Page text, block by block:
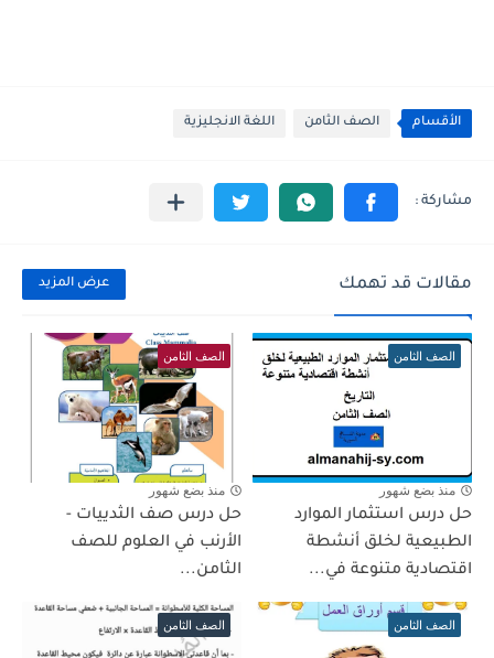
الأقسام الصف الثامن اللغة الانجليزية
مقالات قد تهمك عرض المزيد
الصف الثامن
منذ بضع شهور
حل درس استثمار الموارد
الطبيعية لخلق أنشطة
اقتصادية متنوعة في...
الصف الثامن
منذ بضع شهور
حل درس صف الثدييات -
الأرنب في العلوم للصف
الثامن...
الصف الثامن الصف الثامن